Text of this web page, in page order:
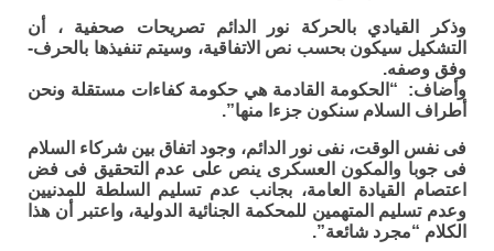
وذكر القيادي بالحركة نور الدائم تصريحات صحفية ، أن
التشكيل سيكون بحسب نص الاتفاقية، وسيتم تنفيذها بالحرف-
وفق وصفه.
وأضاف: “الحكومة القادمة هي حكومة كفاءات مستقلة ونحن
أطراف السلام سنكون جزءا منها”.
فى نفس الوقت، نفى نور الدائم، وجود اتفاق بين شركاء السلام
فى جوبا والمكون العسكرى ينص على عدم التحقيق فى فض
اعتصام القيادة العامة، بجانب عدم تسليم السلطة للمدنيين
وعدم تسليم المتهمين للمحكمة الجنائية الدولية، واعتبر أن هذا
الكلام “مجرد شائعة”.